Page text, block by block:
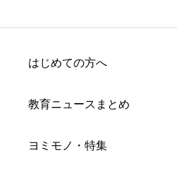
はじめての方へ
教育ニュースまとめ
ヨミモノ・特集